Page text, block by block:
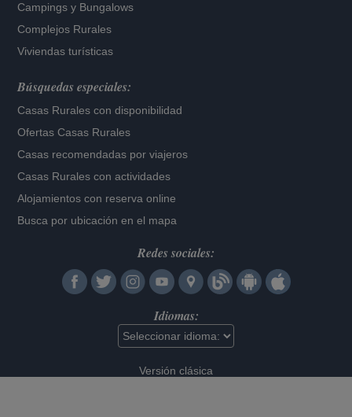
Campings y Bungalows
Complejos Rurales
Viviendas turísticas
Búsquedas especiales:
Casas Rurales con disponibilidad
Ofertas Casas Rurales
Casas recomendadas por viajeros
Casas Rurales con actividades
Alojamientos con reserva online
Busca por ubicación en el mapa
Redes sociales:
Idiomas:
Versión clásica